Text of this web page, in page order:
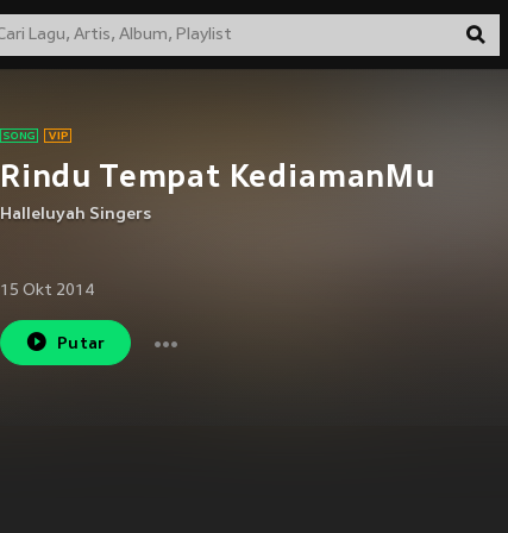
Rindu Tempat KediamanMu
Halleluyah Singers
15 Okt 2014
Putar